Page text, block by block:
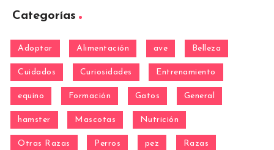
Categorías
Adoptar Alimentación ave Belleza
Cuidados Curiosidades Entrenamiento
equino Formación Gatos General
hamster Mascotas Nutrición
Otras Razas Perros pez Razas